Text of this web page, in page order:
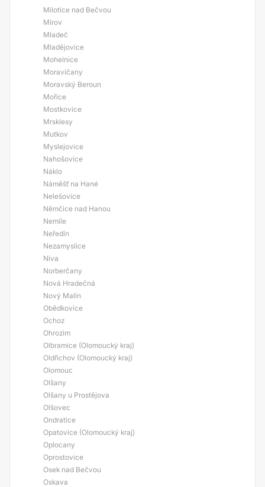
Milotice nad Bečvou
Mírov
Mladeč
Mladějovice
Mohelnice
Moravičany
Moravský Beroun
Mořice
Mostkovice
Mrsklesy
Mutkov
Myslejovice
Nahošovice
Náklo
Náměšť na Hané
Nelešovice
Němčice nad Hanou
Nemile
Neředín
Nezamyslice
Niva
Norberčany
Nová Hradečná
Nový Malín
Obědkovice
Ochoz
Ohrozim
Olbramice (Olomoucký kraj)
Oldřichov (Olomoucký kraj)
Olomouc
Olšany
Olšany u Prostějova
Olšovec
Ondratice
Opatovice (Olomoucký kraj)
Oplocany
Oprostovice
Osek nad Bečvou
Oskava